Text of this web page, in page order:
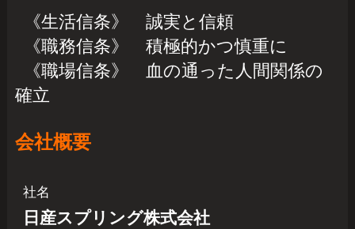
《生活信条》 誠実と信頼
《職務信条》 積極的かつ慎重に
《職場信条》 血の通った人間関係の
確立
会社概要
社名
日産スプリング株式会社